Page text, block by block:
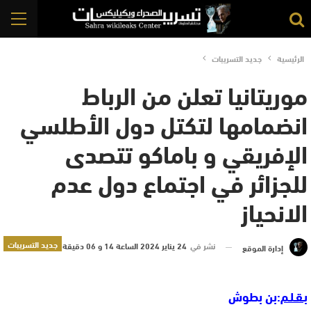
الرئيسية جديد التسريبات
موريتانيا تعلن من الرباط
انضمامها لتكتل دول الأطلسي
الإفريقي و باماكو تتصدى
للجزائر في اجتماع دول عدم
الانحياز
جديد التسريبات إدارة الموقع نشر في 24 يناير 2024 الساعة 14 و 06 دقيقة
بـقـلـم:بن بطوش